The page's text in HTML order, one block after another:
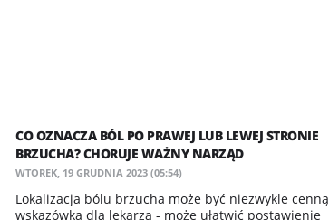
CO OZNACZA BÓL PO PRAWEJ LUB LEWEJ STRONIE
BRZUCHA? CHORUJE WAŻNY NARZĄD
WTOREK, 19 GRUDNIA 2023 (05:54)
Lokalizacja bólu brzucha może być niezwykle cenną
wskazówką dla lekarza - może ułatwić postawienie